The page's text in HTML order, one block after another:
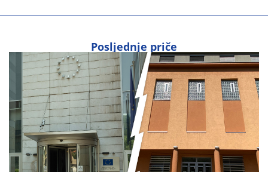
Posljednje priče